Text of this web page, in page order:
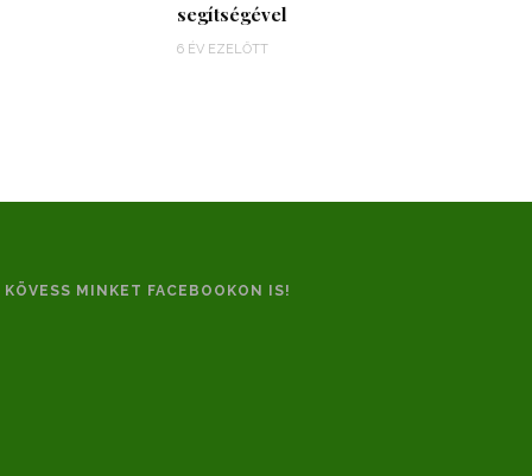
segítségével
6 ÉV EZELŐTT
KÖVESS MINKET FACEBOOKON IS!